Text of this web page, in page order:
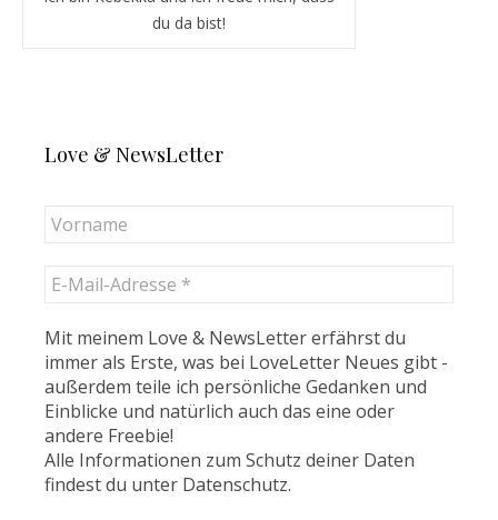
du da bist!
Love & NewsLetter
Mit meinem Love & NewsLetter erfährst du
immer als Erste, was bei LoveLetter Neues gibt -
außerdem teile ich persönliche Gedanken und
Einblicke und natürlich auch das eine oder
andere Freebie!
Alle Informationen zum Schutz deiner Daten
findest du unter Datenschutz.